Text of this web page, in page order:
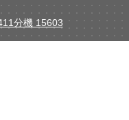
分機 15603